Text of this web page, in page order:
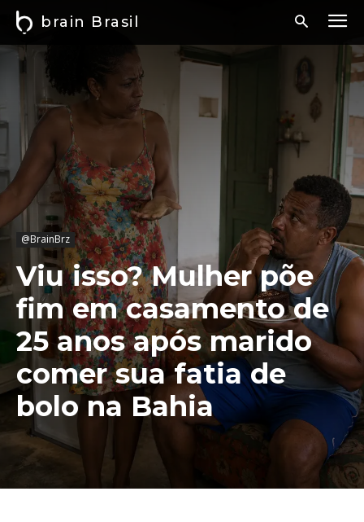
brain Brasil
@BrainBrz
Viu isso? Mulher põe
fim em casamento de
25 anos após marido
comer sua fatia de
bolo na Bahia